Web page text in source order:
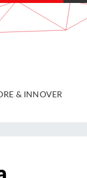
& INNOVER